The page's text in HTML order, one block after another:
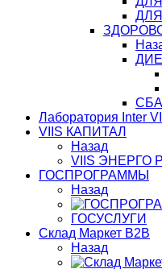
Лаборатория Inter
VIIS КАПИТАЛ
Назад
VIIS ЭНЕРГО
ГОСПРОГРАММЫ
Назад
ГОСУСЛУГИ
Склад Маркет В2В
Назад